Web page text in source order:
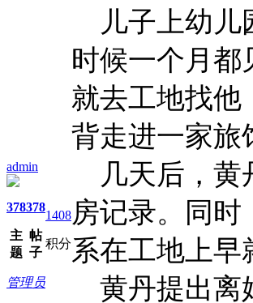
admin
378
主
题
378
帖
子
1408
积分
管理员
儿子上幼儿
时候一个月都
就去工地找他
背走进一家旅
几天后，黄
房记录。同
系在工地上早
黄丹提出离